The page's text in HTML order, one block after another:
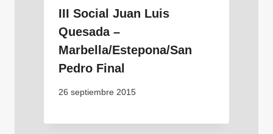
III Social Juan Luis
Quesada –
Marbella/Estepona/San
Pedro Final
26 septiembre 2015